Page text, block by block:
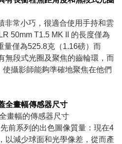
非常小巧，很適合使用手持和雲
50mm T1.5 MK II 的長度僅為
量僅為525.8克（1.16磅）而
無段式光圈及聚焦的齒輪環，而
使攝影師能夠準確地聚焦在他們
全畫幅傳感器尺寸
畫幅的傳感器尺寸
前系列的出色圖像質量：現在4
以減少球面和光學像差，從而產